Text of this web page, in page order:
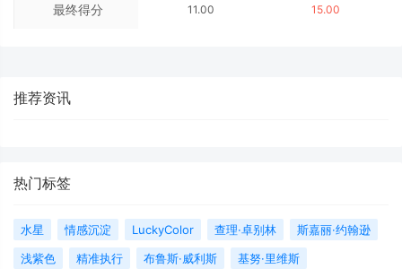
最终得分 11.00 15.00
推荐资讯
热门标签
水星 情感沉淀 LuckyColor 查理·卓别林
斯嘉丽·约翰逊
浅紫色
精准执行 布鲁斯·威利斯 基努·里维斯